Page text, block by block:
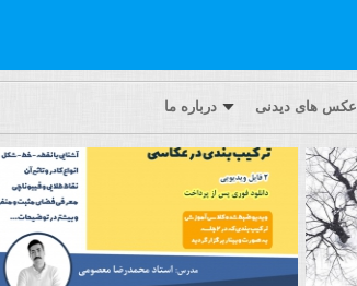
عکس های دیدنی درباره ما